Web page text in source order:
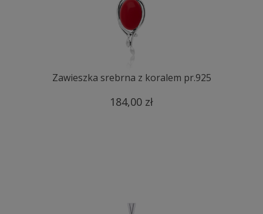
Zawieszka srebrna z koralem pr.925
184,00 zł